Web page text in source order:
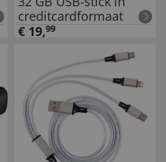
creditcardformaat
€ 19,99